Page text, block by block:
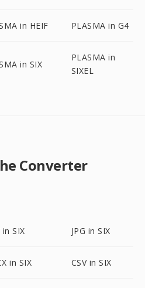
in HEIF PLASMA in G4
in SIX
PLASMA in
SIXEL
Converter
in SIX JPG in SIX
in SIX CSV in SIX